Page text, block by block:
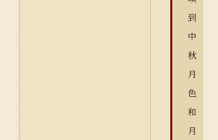
到
中
秋
月
色
和
月